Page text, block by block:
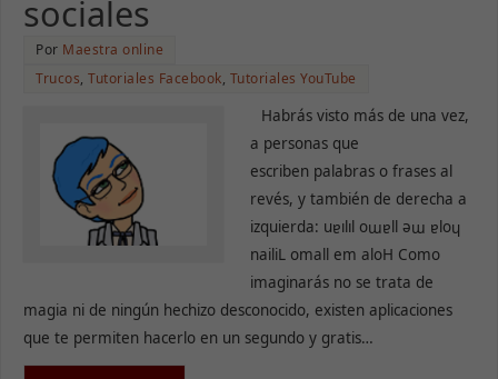
sociales
Por Maestra online
Trucos,Tutoriales Facebook, Tutoriales YouTube
Habrás visto más de una vez,
a personas que
escriben palabras o frases al
revés, y también de derecha a
izquierda: uɐılıl oɯɐll ǝɯ ɐloɥ
nailiL omall em aloH Como
imaginarás no se trata de
magia ni de ningún hechizo desconocido, existen aplicaciones
que te permiten hacerlo en un segundo y gratis…